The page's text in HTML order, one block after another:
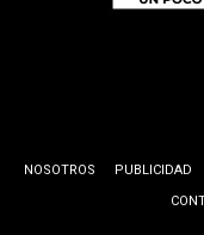
NOSOTROS PUBLICIDAD